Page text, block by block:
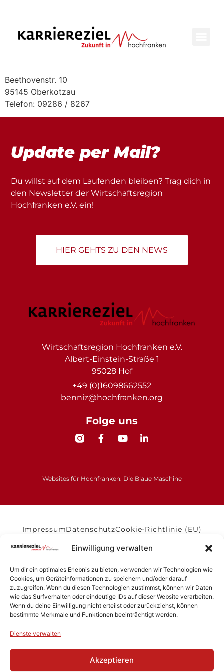
Einwilligung verwalten
Um dir ein optimales Erlebnis zu bieten, verwenden wir Technologien wie
Cookies, um Geräteinformationen zu speichern und/oder darauf
zuzugreifen. Wenn du diesen Technologien zustimmst, können wir Daten
wie das Surfverhalten oder eindeutige IDs auf dieser Website verarbeiten.
Wenn du deine Einwilligung nicht erteilst oder zurückziehst, können
bestimmte Merkmale und Funktionen beeinträchtigt werden.
Dienste verwalten
Akzeptieren
Beethovenstr. 10
95145 Oberkotzau
Telefon: 09286 / 8267
Update per Mail?
Du willst auf dem Laufenden bleiben? Trag dich in
den Newsletter der Wirtschaftsregion
Hochfranken e.V. ein!
HIER GEHTS ZU DEN NEWS
Wirtschaftsregion Hochfranken e.V.
Albert-Einstein-Straße 1
95028 Hof
+49 (0)16098662552
benniz@hochfranken.org
Folge uns
Websites für Hochfranken: Die Blaue Maschine
ImpressumDatenschutzCookie-Richtlinie (EU)
Das Projekt Fachkräfte ist ein Projekt der
Wirtschaftsregion Hochfranken e.V. und wird
gefördert durch: